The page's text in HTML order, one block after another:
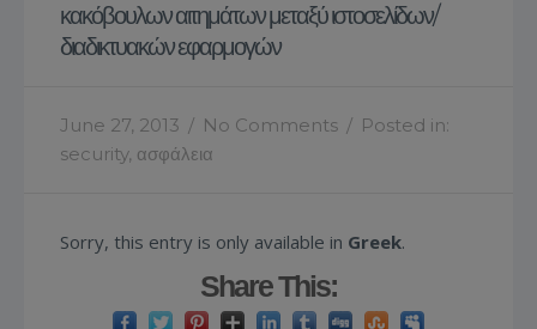
κακόβουλων αιτημάτων μεταξύ ιστοσελίδων/
διαδικτυακών εφαρμογών
June 27, 2013 / No Comments / Posted in:
security, ασφάλεια
Sorry, this entry is only available in Greek.
Share This: